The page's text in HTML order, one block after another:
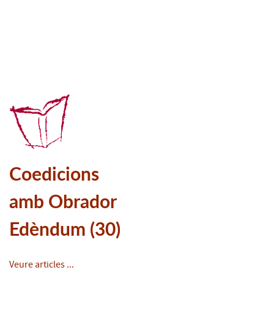
Coedicions
amb Obrador
Edèndum (30)
Veure articles ...